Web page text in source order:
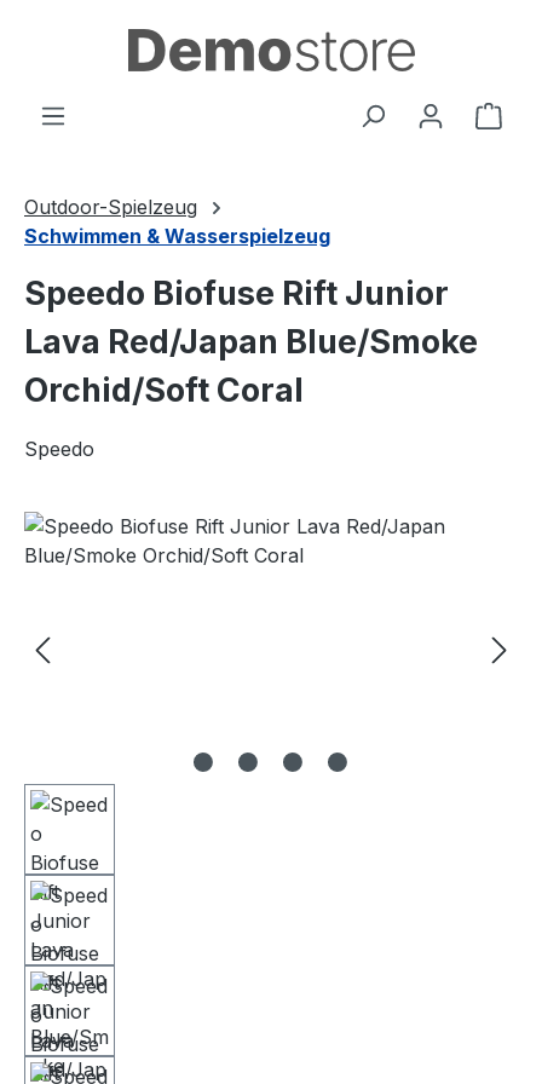
Zum Hauptinhalt springen
Outdoor-Spielzeug
Schwimmen & Wasserspielzeug
Speedo Biofuse Rift Junior
Lava Red/Japan Blue/Smoke
Orchid/Soft Coral
Speedo
Bildergalerie überspringen